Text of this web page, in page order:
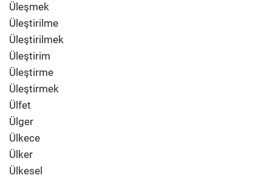
Üleşmek
Üleştirilme
Üleştirilmek
Üleştirim
Üleştirme
Üleştirmek
Ülfet
Ülger
Ülkece
Ülker
Ülkesel